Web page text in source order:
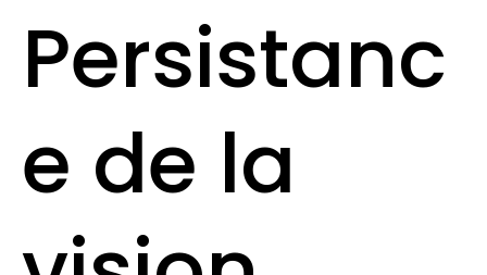
Persistanc
e de la